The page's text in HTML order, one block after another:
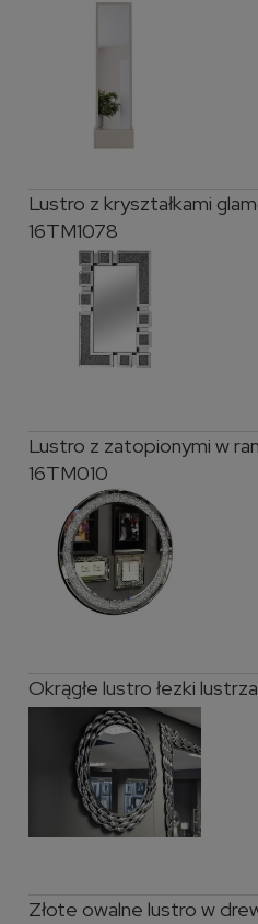
Lustro z kryształkami
16TM1078
Lustro z zatopionymi w
16TM010
Okrągłe lustro łezki
Złote owalne lustro w